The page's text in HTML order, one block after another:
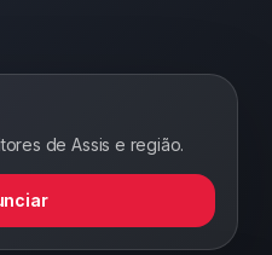
de Assis e região.